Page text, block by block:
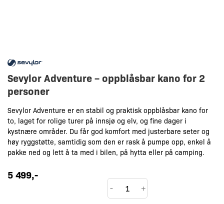
Sevylor Adventure – oppblåsbar kano for 2
personer
Sevylor Adventure er en stabil og praktisk oppblåsbar kano for
to, laget for rolige turer på innsjø og elv, og fine dager i
kystnære områder. Du får god komfort med justerbare seter og
høy ryggstøtte, samtidig som den er rask å pumpe opp, enkel å
pakke ned og lett å ta med i bilen, på hytta eller på camping.
5 499,-
Sevylor
Adventure
- +